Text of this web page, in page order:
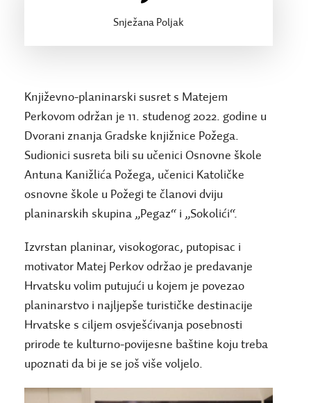
Snježana Poljak
Književno-planinarski susret s Matejem
Perkovom održan je 11. studenog 2022. godine u
Dvorani znanja Gradske knjižnice Požega.
Sudionici susreta bili su učenici Osnovne škole
Antuna Kanižlića Požega, učenici Katoličke
osnovne škole u Požegi te članovi dviju
planinarskih skupina „Pegaz“ i „Sokolići“.
Izvrstan planinar, visokogorac, putopisac i
motivator Matej Perkov održao je predavanje
Hrvatsku volim putujući u kojem je povezao
planinarstvo i najljepše turističke destinacije
Hrvatske s ciljem osvješćivanja posebnosti
prirode te kulturno-povijesne baštine koju treba
upoznati da bi je se još više voljelo.